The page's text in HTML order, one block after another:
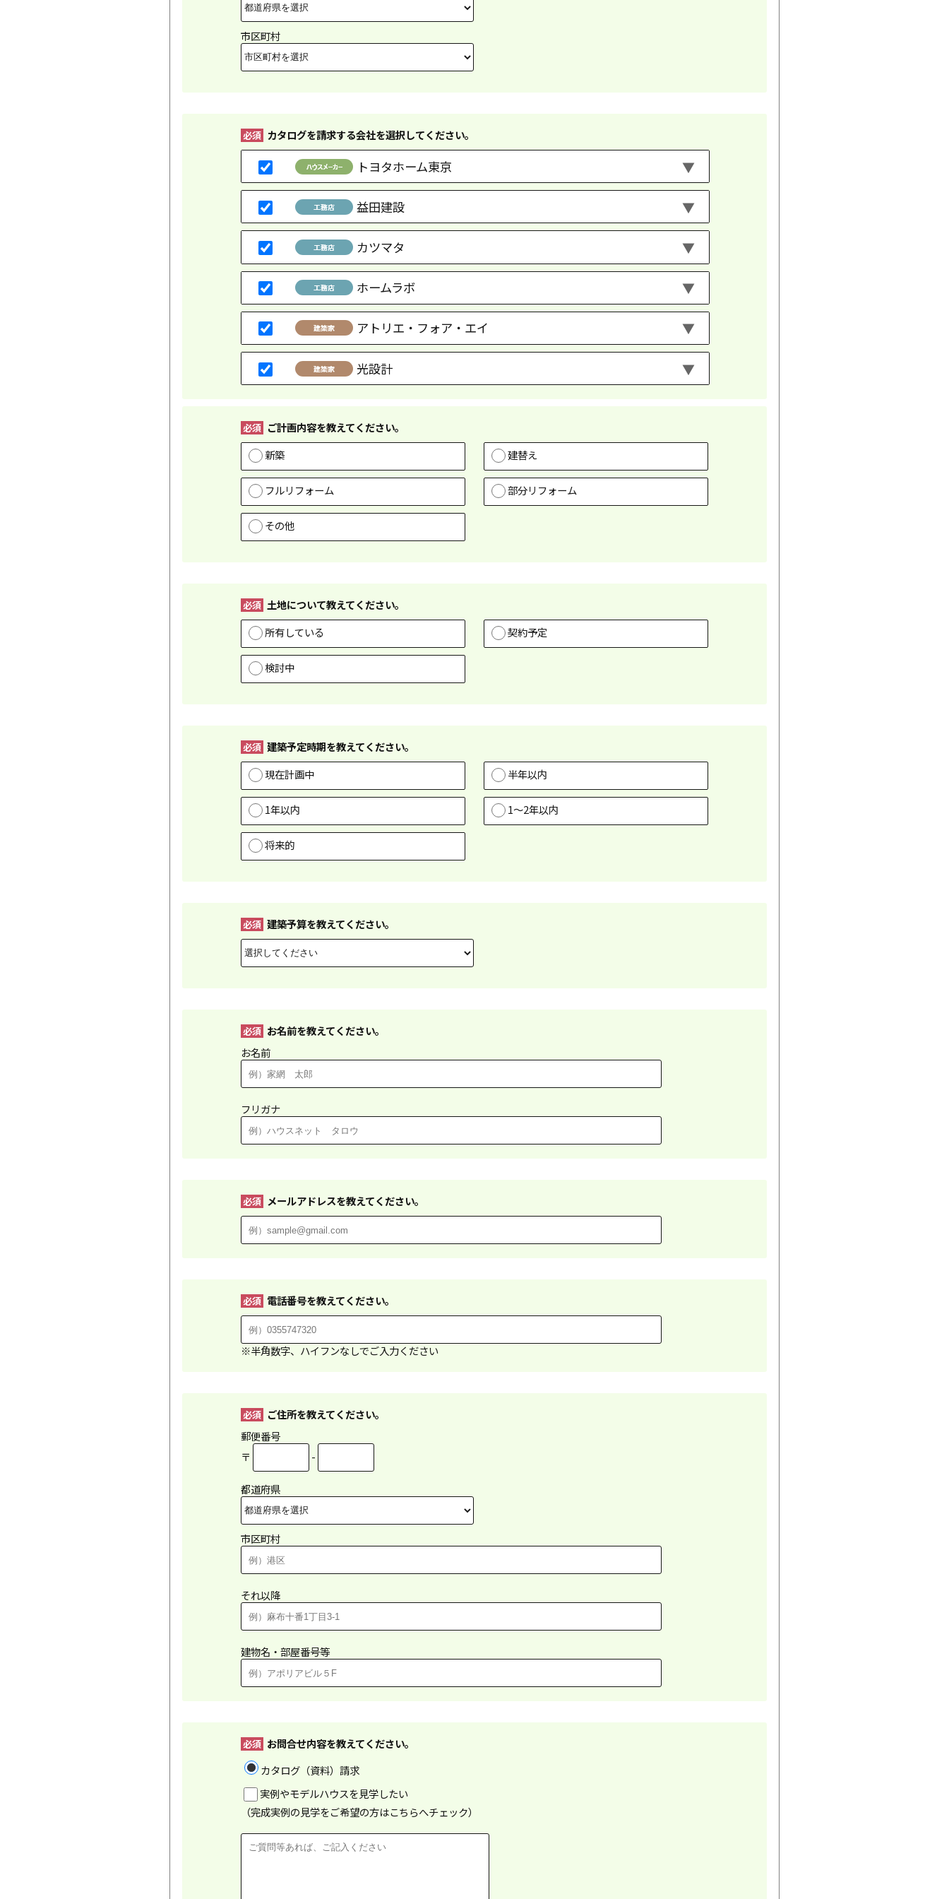
市区町村
必須 カタログを請求する会社を選択してください。
トヨタホーム東京
益田建設
カツマタ
ホームラボ
アトリエ・フォア・エイ
光設計
必須 ご計画内容を教えてください。
新築
建替え
フルリフォーム 部分リフォーム
その他
必須 土地について教えてください。
所有している
契約予定
検討中
必須 建築予定時期を教えてください。
現在計画中
半年以内
1年以内 1～2年以内
将来的
必須 建築予算を教えてください。
必須 お名前を教えてください。
お名前
フリガナ
必須 メールアドレスを教えてください。
必須 電話番号を教えてください。
※半角数字、ハイフンなしでご入力ください
必須 ご住所を教えてください。
郵便番号
〒
-
都道府県
市区町村
それ以降
建物名・部屋番号等
必須 お問合せ内容を教えてください。
カタログ（資料）請求
実例やモデルハウスを見学したい
（完成実例の見学をご希望の方はこちらへチェック）